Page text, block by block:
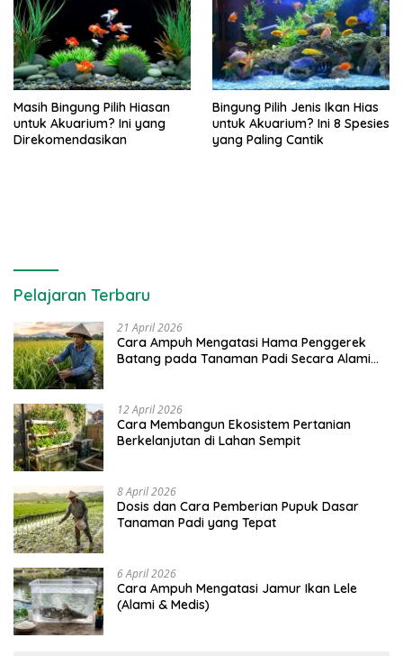
Masih Bingung Pilih Hiasan
untuk Akuarium? Ini yang
Direkomendasikan
Bingung Pilih Jenis Ikan Hias
untuk Akuarium? Ini 8 Spesies
yang Paling Cantik
Pelajaran Terbaru
21 April 2026
Cara Ampuh Mengatasi Hama Penggerek
Batang pada Tanaman Padi Secara Alami
12 April 2026
Cara Membangun Ekosistem Pertanian
Berkelanjutan di Lahan Sempit
8 April 2026
Dosis dan Cara Pemberian Pupuk Dasar
Tanaman Padi yang Tepat
6 April 2026
Cara Ampuh Mengatasi Jamur Ikan Lele
(Alami & Medis)